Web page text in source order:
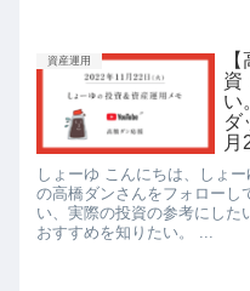
資産運用
資
い
ダ
月
しょーゆ こんにちは、しょ
の高橋ダンさんをフォローし
い、実際の投資の参考にした
おすすめを知りたい。 ...